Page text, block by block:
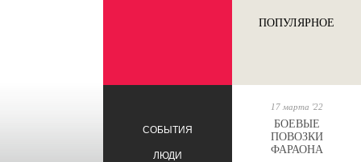
СОБЫТИЯ
ЛЮДИ
ПОПУЛЯРНОЕ
17 марта '22
БОЕВЫЕ
ПОВОЗКИ
ФАРАОНА